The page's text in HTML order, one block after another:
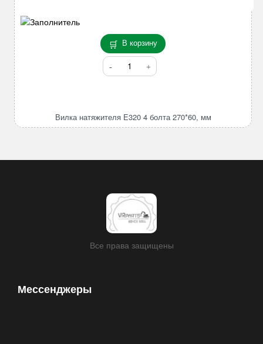
В корзину
Количество
товара
4
мм
Вилка натяжителя E320 4 болта 270*60, мм
Все права защищены
Мессенджеры